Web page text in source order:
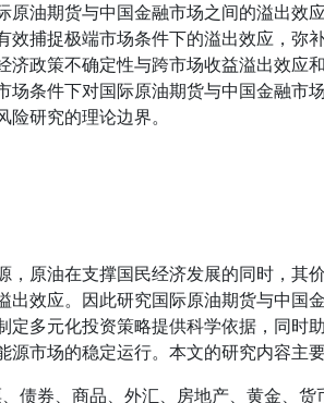
原油期货与中国金融市场之间的溢出效
效捕捉极端市场条件下的溢出效应，弥
济政策不确定性与跨市场收益溢出效应
场条件下对国际原油期货与中国金融市
研究的理论边界。
，原油在支撑国民经济发展的同时，其
出效应。因此研究国际原油期货与中国
定多元化投资策略提供科学依据，同时
市场的稳定运行。本文的研究内容主
债券、商品、外汇、房地产、黄金、